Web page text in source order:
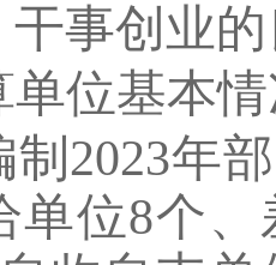
事创业
单位基本
2023年
单位8个、